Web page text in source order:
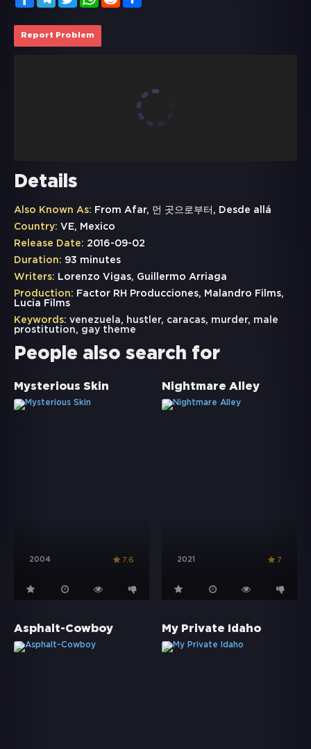
Report Problem
Details
Also Known As: From Afar, 먼 곳으로부터, Desde allá
Country: VE, Mexico
Release Date: 2016-09-02
Duration: 93 minutes
Writers: Lorenzo Vigas, Guillermo Arriaga
Production: Factor RH Producciones, Malandro Films,
Lucia Films
Keywords: venezuela, hustler, caracas, murder, male
prostitution, gay theme
People also search for
Mysterious Skin
2004 7.6
Nightmare Alley
2021 7
Asphalt-Cowboy My Private Idaho